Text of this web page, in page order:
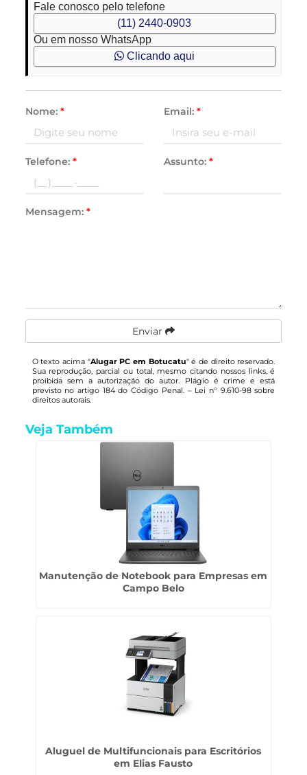
Fale conosco pelo telefone
(11) 2440-0903
Ou em nosso WhatsApp
Clicando aqui
Nome: * Email: *
Telefone: * Assunto: *
Mensagem: *
Enviar
O texto acima "Alugar PC em Botucatu" é de direito reservado.
Sua reprodução, parcial ou total, mesmo citando nossos links, é
proibida sem a autorização do autor. Plágio é crime e está
previsto no artigo 184 do Código Penal. – Lei n° 9.610-98 sobre
direitos autorais.
Veja Também
Manutenção de Notebook para Empresas em
Campo Belo
Aluguel de Multifuncionais para Escritórios
em Elias Fausto